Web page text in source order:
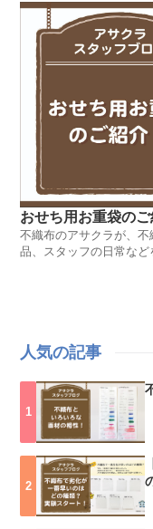
おせち用お重袋の
不織布のアサクラが、
品、スタッフの日常な
人気の記事